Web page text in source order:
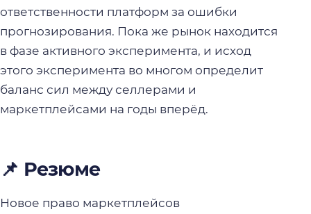
ответственности платформ за ошибки
прогнозирования. Пока же рынок находится
в фазе активного эксперимента, и исход
этого эксперимента во многом определит
баланс сил между селлерами и
маркетплейсами на годы вперёд.
📌 Резюме
Новое право маркетплейсов